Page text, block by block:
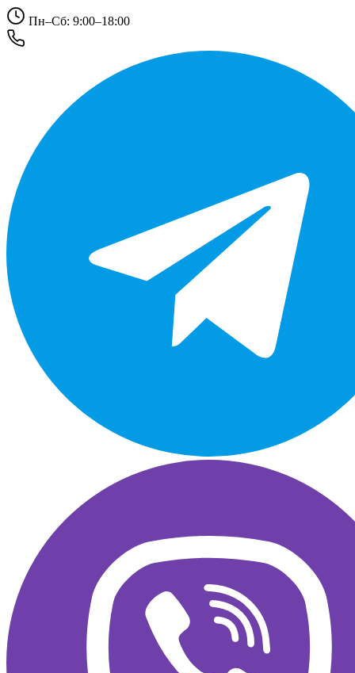
Пн–Сб: 9:00–18:00